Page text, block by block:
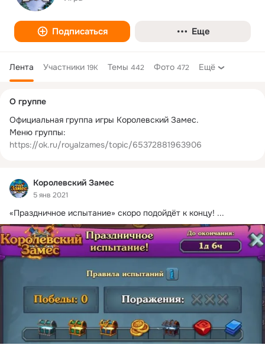
Подписаться Еще
Лента Участники 19K Темы 442 Фото 472 Ещё
Королевский Замес
5 янв 2021
«Праздничное испытание» скоро подойдёт к концу! ...
колонка
О группе
Официальная группа игры Королевский Замес.
https://ok.ru/royalzames/topic/65372881963906